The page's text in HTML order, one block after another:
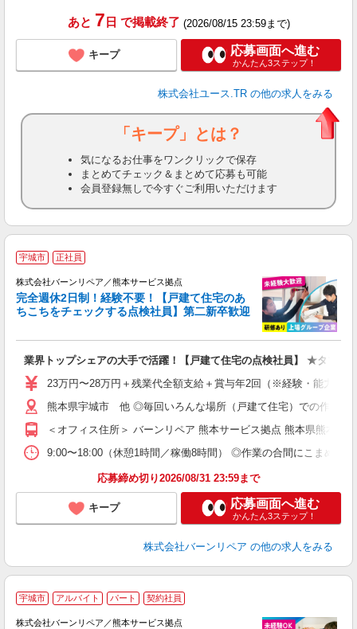
あと 7 日 で掲載終了 (2026/08/15 23:59まで)
キープ 応募画面へ進む
かんたん3ステップ！
株式会社ユース.TR の他の求人をみる
「キープ」とは？
気になるお仕事をワンクリックで保存
まとめてチェック＆まとめて応募も可能
会員登録無しで今すぐご利用いただけます
宇城市 正社員
株式会社バーンリペア／熊本サービス拠点
完全週休2日制！経験不要！【戸建て住宅のあ
ちこちをチェックする点検社員】第二新卒歓迎
業界トップシェアの大手で活躍！【戸建て住宅の点検社員】 ★タブ
23万円〜28万円＋残業代全額支給＋賞与年2回（※経験・能力
熊本県宇城市 他 ◎毎回いろんな場所（戸建て住宅）での作業！
＜オフィス住所＞ バーンリペア 熊本サービス拠点 熊本県熊本
9:00〜18:00（休憩1時間／稼働8時間） ◎作業の合間にこまめな
応募締め切り2026/08/31 23:59まで
キープ 応募画面へ進む
かんたん3ステップ！
株式会社バーンリペア の他の求人をみる
宇城市 アルバイト パート 契約社員
株式会社バーンリペア／熊本サービス拠点